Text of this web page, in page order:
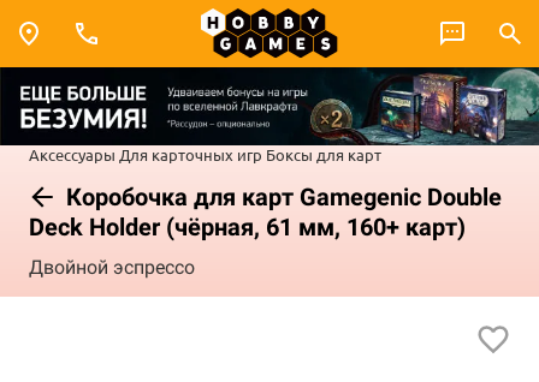
Аксессуары Для карточных игр Боксы для карт
Коробочка для карт Gamegenic Double
Deck Holder (чёрная, 61 мм, 160+ карт)
Двойной эспрессо